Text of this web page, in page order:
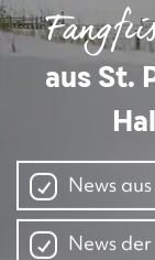
aus St.
News
News